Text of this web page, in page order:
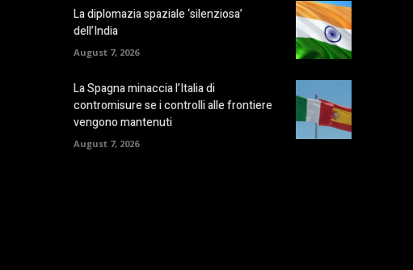
La diplomazia spaziale ‘silenziosa’
dell’India
August 7, 2026
La Spagna minaccia l’Italia di
contromisure se i controlli alle frontiere
vengono mantenuti
August 7, 2026